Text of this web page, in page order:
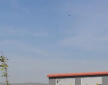
İzmir
Kayseri